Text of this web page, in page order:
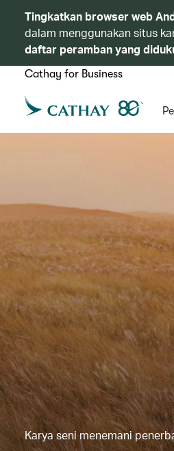
Tingkatkan browser web
dalam menggunakan situs
daftar peramban yang
Cathay for Business
Karya seni menemani